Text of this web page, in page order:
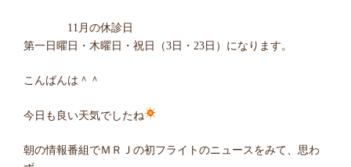
11月の休診日
第一日曜日・木曜日・祝日（3日・23日）になります。
こんばんは＾＾
今日も良い天気でしたね
朝の情報番組でＭＲＪの初フライトのニュースをみて、思わ